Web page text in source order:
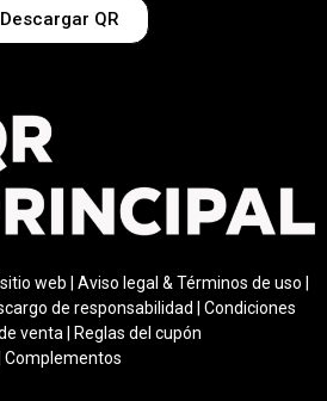
Descargar QR
web Aviso legal & Términos de uso
de responsabilidad
Condiciones
venta| Reglas del cupón
Complementos